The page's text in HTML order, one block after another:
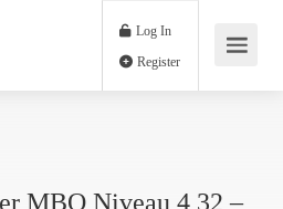
Log In
MBO Niveau 4 32 –